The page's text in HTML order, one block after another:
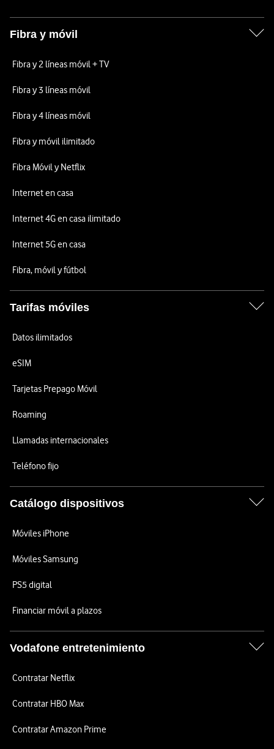
Fibra y móvil
Fibra y 2 líneas móvil + TV
Fibra y 3 líneas móvil
Fibra y 4 líneas móvil
Fibra y móvil ilimitado
Fibra Móvil y Netflix
Internet en casa
Internet 4G en casa ilimitado
Internet 5G en casa
Fibra, móvil y fútbol
Tarifas móviles
Datos ilimitados
eSIM
Tarjetas Prepago Móvil
Roaming
Llamadas internacionales
Teléfono fijo
Catálogo dispositivos
Móviles iPhone
Móviles Samsung
PS5 digital
Financiar móvil a plazos
Vodafone entretenimiento
Contratar Netflix
Contratar HBO Max
Contratar Amazon Prime